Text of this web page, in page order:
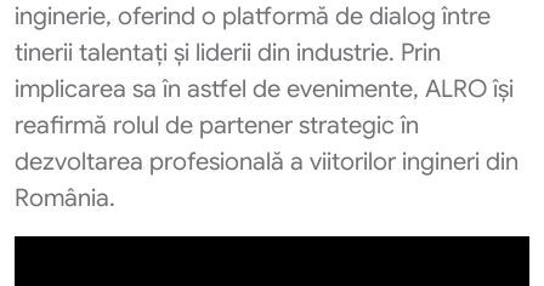
inginerie, oferind o platformă de dialog între
tinerii talentați și liderii din industrie. Prin
implicarea sa în astfel de evenimente, ALRO își
reafirmă rolul de partener strategic în
dezvoltarea profesională a viitorilor ingineri din
România.